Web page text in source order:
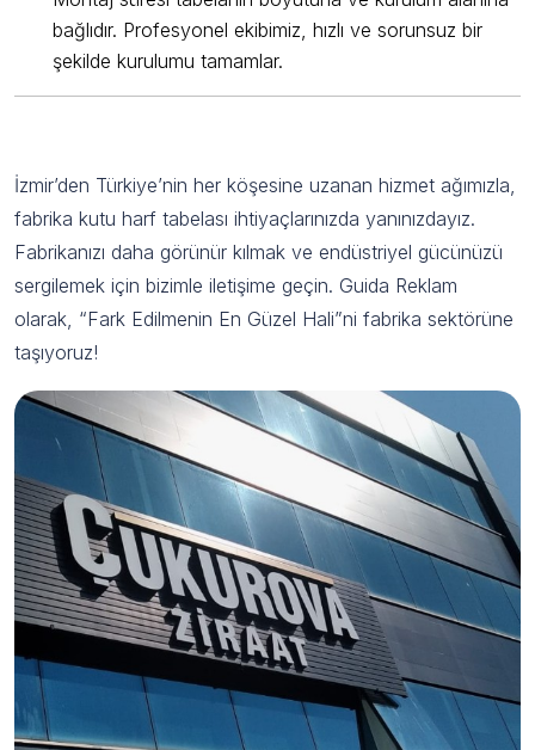
bağlıdır. Profesyonel ekibimiz, hızlı ve sorunsuz bir
şekilde kurulumu tamamlar.
İzmir’den Türkiye’nin her köşesine uzanan hizmet ağımızla,
fabrika kutu harf tabelası ihtiyaçlarınızda yanınızdayız.
Fabrikanızı daha görünür kılmak ve endüstriyel gücünüzü
sergilemek için bizimle iletişime geçin. Guida Reklam
olarak, “Fark Edilmenin En Güzel Hali”ni fabrika sektörüne
taşıyoruz!